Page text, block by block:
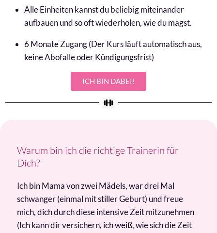
Alle Einheiten kannst du beliebig miteinander
aufbauen und so oft wiederholen, wie du magst.
6 Monate Zugang (Der Kurs läuft automatisch aus,
keine Abofalle oder Kündigungsfrist)
ICH BIN DABEI!
Warum bin ich die richtige Trainerin für
Dich?
Ich bin Mama von zwei Mädels, war drei Mal
schwanger (einmal mit stiller Geburt) und freue
mich, dich durch diese intensive Zeit mitzunehmen
(Ich kann dir versichern, ich weiß, wie sich die Zeit